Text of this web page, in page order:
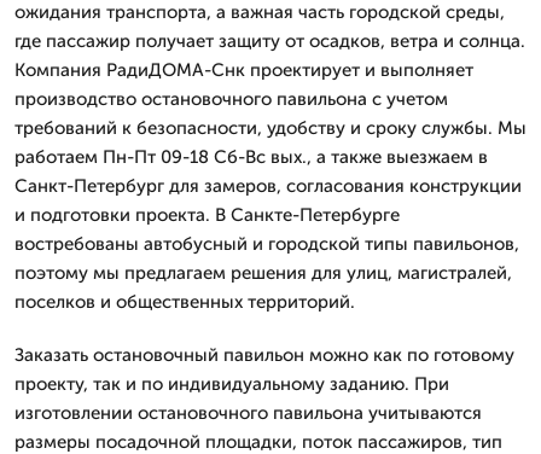
ожидания транспорта, а важная часть городской среды,
где пассажир получает защиту от осадков, ветра и солнца.
Компания РадиДОМА-Снк проектирует и выполняет
производство остановочного павильона с учетом
требований к безопасности, удобству и сроку службы. Мы
работаем Пн-Пт 09-18 Сб-Вс вых., а также выезжаем в
Санкт-Петербург для замеров, согласования конструкции
и подготовки проекта. В Санкте-Петербурге
востребованы автобусный и городской типы павильонов,
поэтому мы предлагаем решения для улиц, магистралей,
поселков и общественных территорий.
Заказать остановочный павильон можно как по готовому
проекту, так и по индивидуальному заданию. При
изготовлении остановочного павильона учитываются
размеры посадочной площадки, поток пассажиров, тип